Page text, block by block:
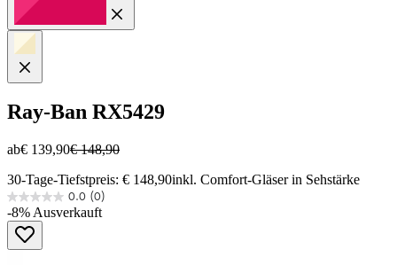
Ray-Ban RX5429
ab€ 139,90€ 148,90
30-Tage-Tiefstpreis: € 148,90inkl. Comfort-Gläser in Sehstärke
0.0 (0)
0.0
von
Sternen.
-8% Ausverkauft